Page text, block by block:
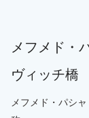
メフメド・
ヴィッチ橋
メフメド・パシ